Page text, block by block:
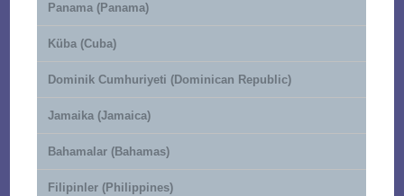
Panama (Panama)
Küba (Cuba)
Dominik Cumhuriyeti (Dominican Republic)
Jamaika (Jamaica)
Bahamalar (Bahamas)
Filipinler (Philippines)